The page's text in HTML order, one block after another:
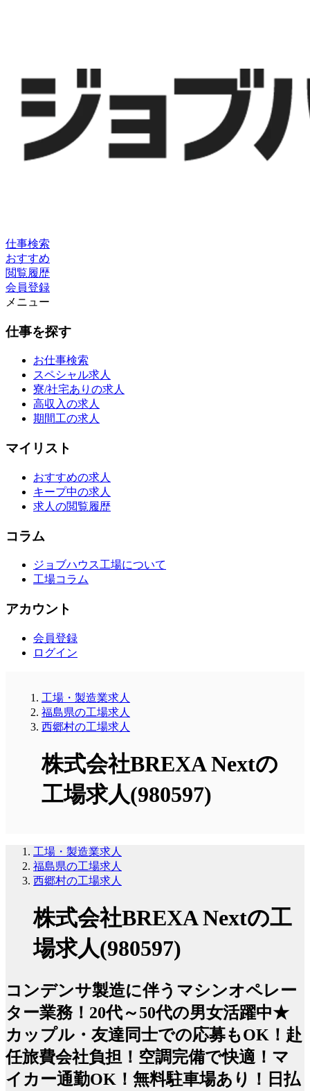
仕事検索
おすすめ
閲覧履歴
会員登録
メニュー
仕事を探す
お仕事検索
スペシャル求人
寮/社宅ありの求人
高収入の求人
期間工の求人
マイリスト
おすすめの求人
キープ中の求人
求人の閲覧履歴
コラム
ジョブハウス工場について
工場コラム
アカウント
会員登録
ログイン
工場・製造業求人
福島県の工場求人
西郷村の工場求人
株式会社BREXA Nextの
工場求人(980597)
工場・製造業求人
福島県の工場求人
西郷村の工場求人
株式会社BREXA Nextの工
場求人(980597)
コンデンサ製造に伴うマシンオペレー
ター業務！20代～50代の男女活躍中★
カップル・友達同士での応募もOK！赴
任旅費会社負担！空調完備で快適！マ
イカー通勤OK！無料駐車場あり！日払